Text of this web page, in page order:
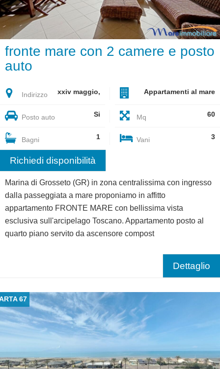
fronte mare con 2 camere e posto
auto
Indirizzo xxiv maggio, Appartamenti al mare
Posto auto Si Mq 60
Bagni 1 Vani 3
Richiedi disponibilità
Marina di Grosseto (GR) in zona centralissima con ingresso
dalla passeggiata a mare proponiamo in affitto
appartamento FRONTE MARE con bellissima vista
esclusiva sull'arcipelago Toscano. Appartamento posto al
quarto piano servito da ascensore compost
Dettaglio
67